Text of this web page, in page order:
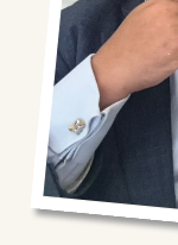
X(Twitter)